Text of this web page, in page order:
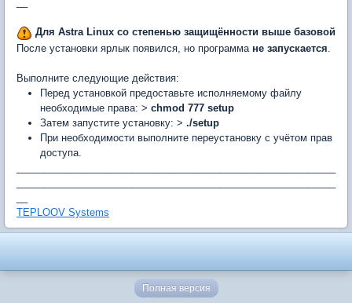
Для Astra Linux со степенью защищённости выше базовой
После установки ярлык появился, но программа не запускается
Выполните следующие действия:
Перед установкой предоставьте исполняемому файлу
необходимые права: > chmod 777 setup
Затем запустите установку: > ./setup
При необходимости выполните переустановку с учётом прав
доступа.
TEPLOOV Systems
Полная версия